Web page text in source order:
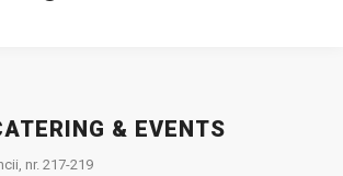
& EVENTS
nr. 217-219